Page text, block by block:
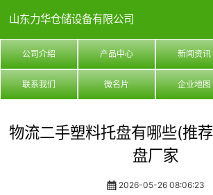
山东力华仓储设备有限公司
公司介绍 产品中心 新闻资讯
联系我们 微名片 企业地图
物流二手塑料托盘有哪些(推
盘厂家
2026-05-26 08:06:23